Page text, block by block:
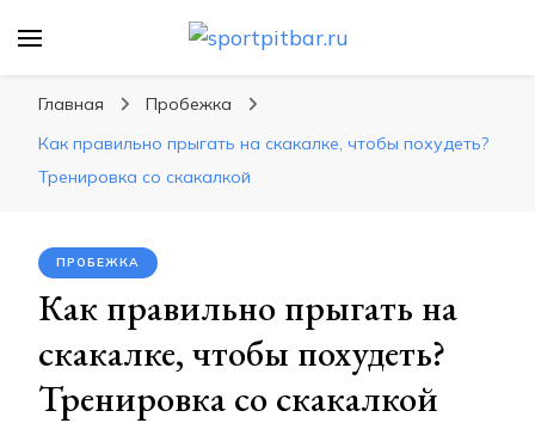
спортивных упражнения, правильные
диеты, программы тренировок
Главная
Пробежка
Как правильно прыгать на скакалке, чтобы похудеть?
Тренировка со скакалкой
ПРОБЕЖКА
Как правильно прыгать на
скакалке, чтобы похудеть?
Тренировка со скакалкой